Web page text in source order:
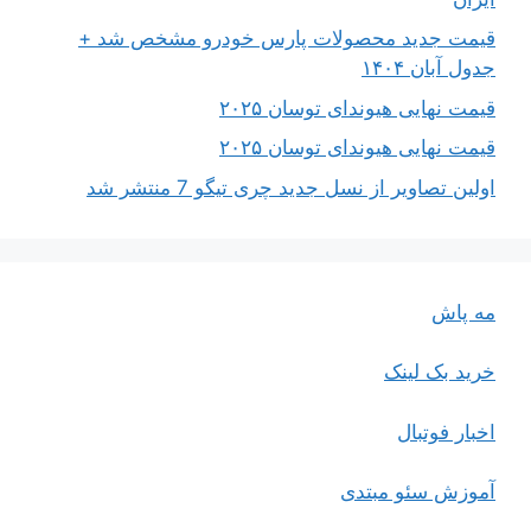
قیمت جدید محصولات پارس خودرو مشخص شد +
جدول آبان ۱۴۰۴
قیمت نهایی هیوندای توسان ۲۰۲۵
قیمت نهایی هیوندای توسان ۲۰۲۵
اولین تصاویر از نسل جدید چری تیگو 7 منتشر شد
مه پاش
خرید بک لینک
اخبار فوتبال
آموزش سئو مبتدی